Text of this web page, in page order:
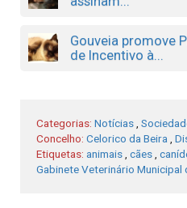
Gouveia promove
de Incentivo à...
Categorias: Notícias
Concelho: Celorico da Beira
Etiquetas: animais cães
Gabinete Veterinário Municipal